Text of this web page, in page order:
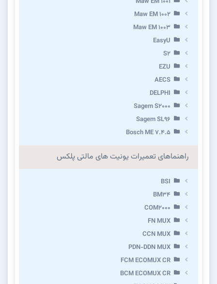
Maw EM 1002
Maw EM 1003
EasyU
S2
EZU
AECS
DELPHI
Sagem S2000
Sagem SL96
Bosch ME 7.4.5
راهنماهای تعمیرات یونیت های مالتی پلکس
BSI
BM34
COM2000
FN MUX
CCN MUX
PDN-DDN MUX
FCM ECOMUX CR
BCM ECOMUX CR